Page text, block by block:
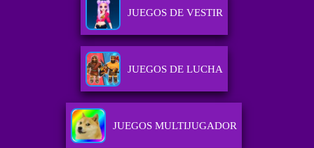
JUEGOS DE VESTIR
JUEGOS DE LUCHA
JUEGOS MULTIJUGADOR